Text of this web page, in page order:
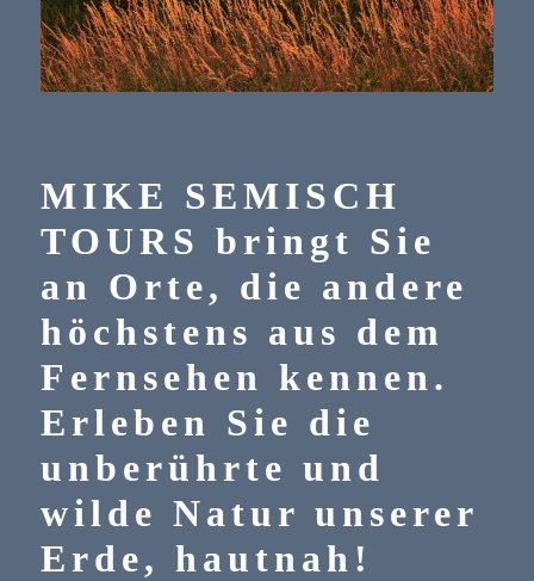
WINTER IM HOHEN
NORDEN
Jede Jahreszeit in Schweden hat Ihren ganz
besonderen Charme. Erleben Sie den Winter in
unserer gemütlichen Lodge.
MIKE SEMISCH
TOURS bringt Sie
an Orte, die andere
höchstens aus dem
Fernsehen kennen.
Erleben Sie die
unberührte und
wilde Natur unserer
Erde, hautnah!